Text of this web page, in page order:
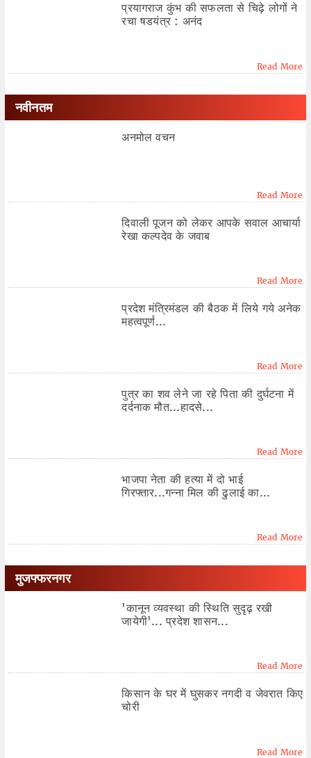
प्रयागराज कुंभ की सफलता से चिढ़े लोगों ने
रचा षडयंत्र : अनंद
Read More
नवीनतम
अनमोल वचन
Read More
दिवाली पूजन को लेकर आपके सवाल आचार्या
रेखा कल्पदेव के जवाब
Read More
प्रदेश मंत्रिमंडल की बैठक में लिये गये अनेक
महत्वपूर्ण...
Read More
पुत्र का शव लेने जा रहे पिता की दुर्घटना में
दर्दनाक मौत...हादसे...
Read More
भाजपा नेता की हत्या में दो भाई
गिरफ्तार...गन्ना मिल की ढुलाई का...
Read More
मुजफ्फरनगर
'कानून व्यवस्था की स्थिति सुदृढ़ रखी
जायेगी'... प्रदेश शासन...
Read More
किसान के घर में घुसकर नगदी व जेवरात किए
चोरी
Read More